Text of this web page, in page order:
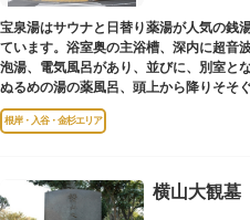
宝泉湯はサウナと日替り薬湯が人気の銭
ています。浴室奥の主浴槽、深内に超音
泡湯、電気風呂があり、並びに、別室と
ぬるめの湯の薬風呂、頭上から降りそそ
と評判です。
根岸・入谷・金杉エリア
横山大観墓